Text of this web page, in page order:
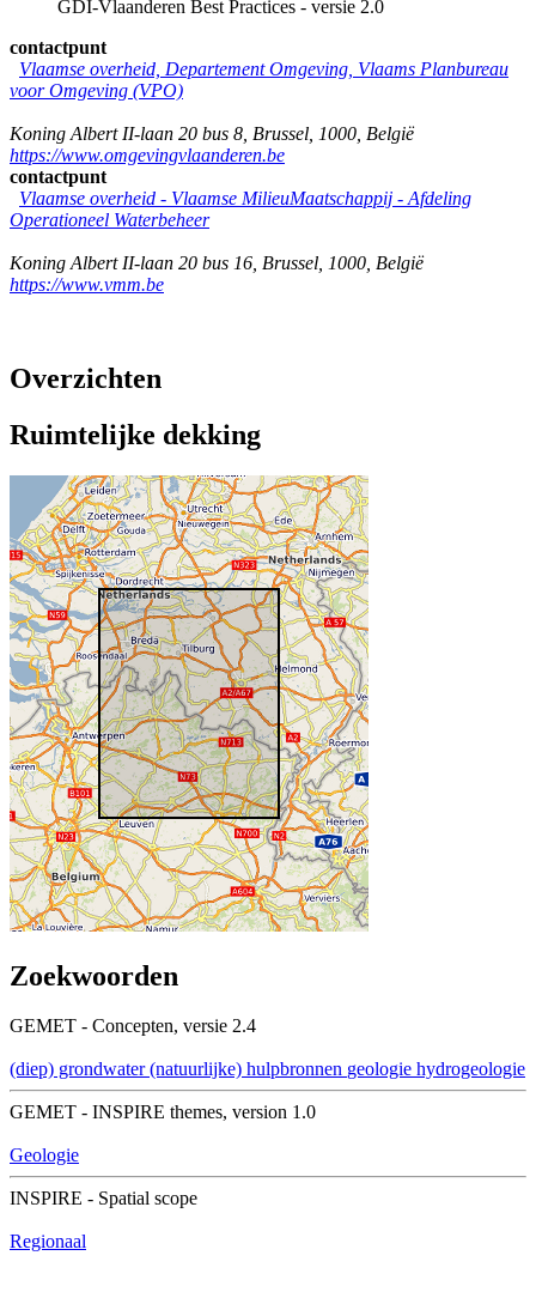
GDI-Vlaanderen Best Practices - versie 2.0
contactpunt
Vlaamse overheid, Departement Omgeving, Vlaams Planbureau
voor Omgeving (VPO)
Koning Albert II-laan 20 bus 8 Brussel 1000 België
https://www.omgevingvlaanderen.be
contactpunt
Vlaamse overheid - Vlaamse MilieuMaatschappij - Afdeling
Operationeel Waterbeheer
Koning Albert II-laan 20 bus 16 Brussel 1000 België
https://www.vmm.be
Overzichten
Ruimtelijke dekking
Zoekwoorden
GEMET - Concepten, versie 2.4
(diep) grondwater (natuurlijke) hulpbronnen geologie hydrogeologie
GEMET - INSPIRE themes, version 1.0
Geologie
INSPIRE - Spatial scope
Regionaal